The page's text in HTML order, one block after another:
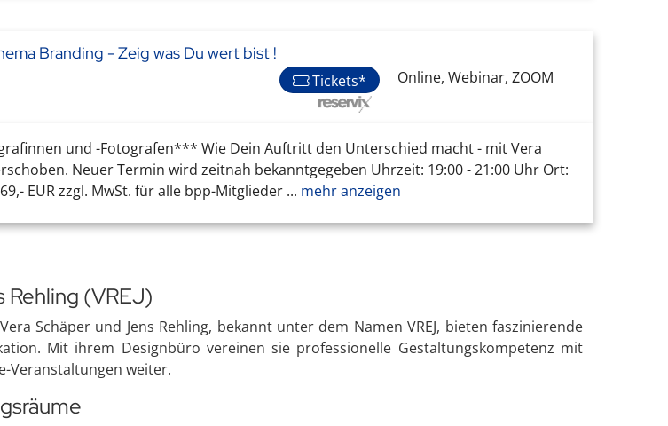
Branding - Zeig was Du wert bist !
Tickets* Online, Webinar, ZOOM
und -Fotografen*** Wie Dein Auftritt den Unterschied macht - mit Vera
Neuer Termin wird zeitnah bekanntgegeben Uhrzeit: 19:00 - 21:00 Uhr Ort:
EUR zzgl. MwSt. für alle bpp-Mitglieder ... mehr anzeigen
Rehling (VREJ)
Schäper und Jens Rehling, bekannt unter dem Namen VREJ, bieten faszinierende
Mit ihrem Designbüro vereinen sie professionelle Gestaltungskompetenz mit
Veranstaltungen weiter.